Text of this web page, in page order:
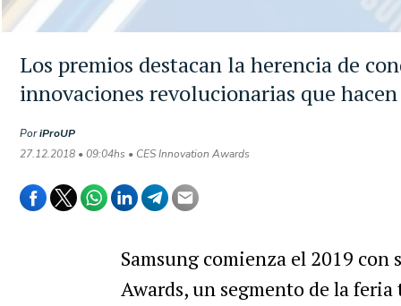
Los premios destacan la herencia de
innovaciones revolucionarias que
PoriProUP
27.12.2018 • 09:04hs • CES Innovation Awards
Samsung comienza el 2019 con
Awards,un segmento de laferia